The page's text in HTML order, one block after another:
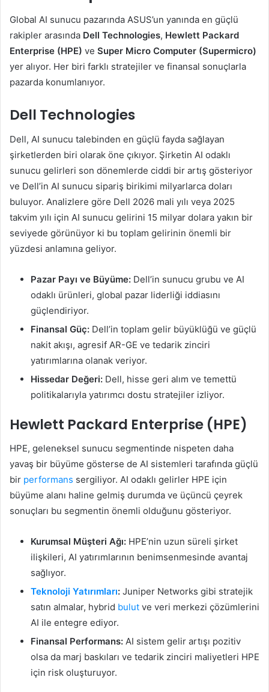
Global AI sunucu pazarında ASUS’un yanında en güçlü
rakipler arasında Dell Technologies, Hewlett Packard
Enterprise (HPE) ve Super Micro Computer (Supermicro)
yer alıyor. Her biri farklı stratejiler ve finansal sonuçlarla
pazarda konumlanıyor.
Dell Technologies
Dell, AI sunucu talebinden en güçlü fayda sağlayan
şirketlerden biri olarak öne çıkıyor. Şirketin AI odaklı
sunucu gelirleri son dönemlerde ciddi bir artış gösteriyor
ve Dell’in AI sunucu sipariş birikimi milyarlarca doları
buluyor. Analizlere göre Dell 2026 mali yılı veya 2025
takvim yılı için AI sunucu gelirini 15 milyar dolara yakın bir
seviyede görünüyor ki bu toplam gelirinin önemli bir
yüzdesi anlamına geliyor.
Pazar Payı ve Büyüme: Dell’in sunucu grubu ve AI
odaklı ürünleri, global pazar liderliği iddiasını
güçlendiriyor.
Finansal Güç: Dell’in toplam gelir büyüklüğü ve güçlü
nakit akışı, agresif AR-GE ve tedarik zinciri
yatırımlarına olanak veriyor.
Hissedar Değeri: Dell, hisse geri alım ve temettü
politikalarıyla yatırımcı dostu stratejiler izliyor.
Hewlett Packard Enterprise (HPE)
HPE, geleneksel sunucu segmentinde nispeten daha
yavaş bir büyüme gösterse de AI sistemleri tarafında güçlü
bir performans sergiliyor. AI odaklı gelirler HPE için
büyüme alanı haline gelmiş durumda ve üçüncü çeyrek
sonuçları bu segmentin önemli olduğunu gösteriyor.
Kurumsal Müşteri Ağı: HPE’nin uzun süreli şirket
ilişkileri, AI yatırımlarının benimsenmesinde avantaj
sağlıyor.
Teknoloji Yatırımları: Juniper Networks gibi stratejik
satın almalar, hybrid bulut ve veri merkezi çözümlerini
AI ile entegre ediyor.
Finansal Performans: AI sistem gelir artışı pozitiv
olsa da marj baskıları ve tedarik zinciri maliyetleri HPE
için risk oluşturuyor.